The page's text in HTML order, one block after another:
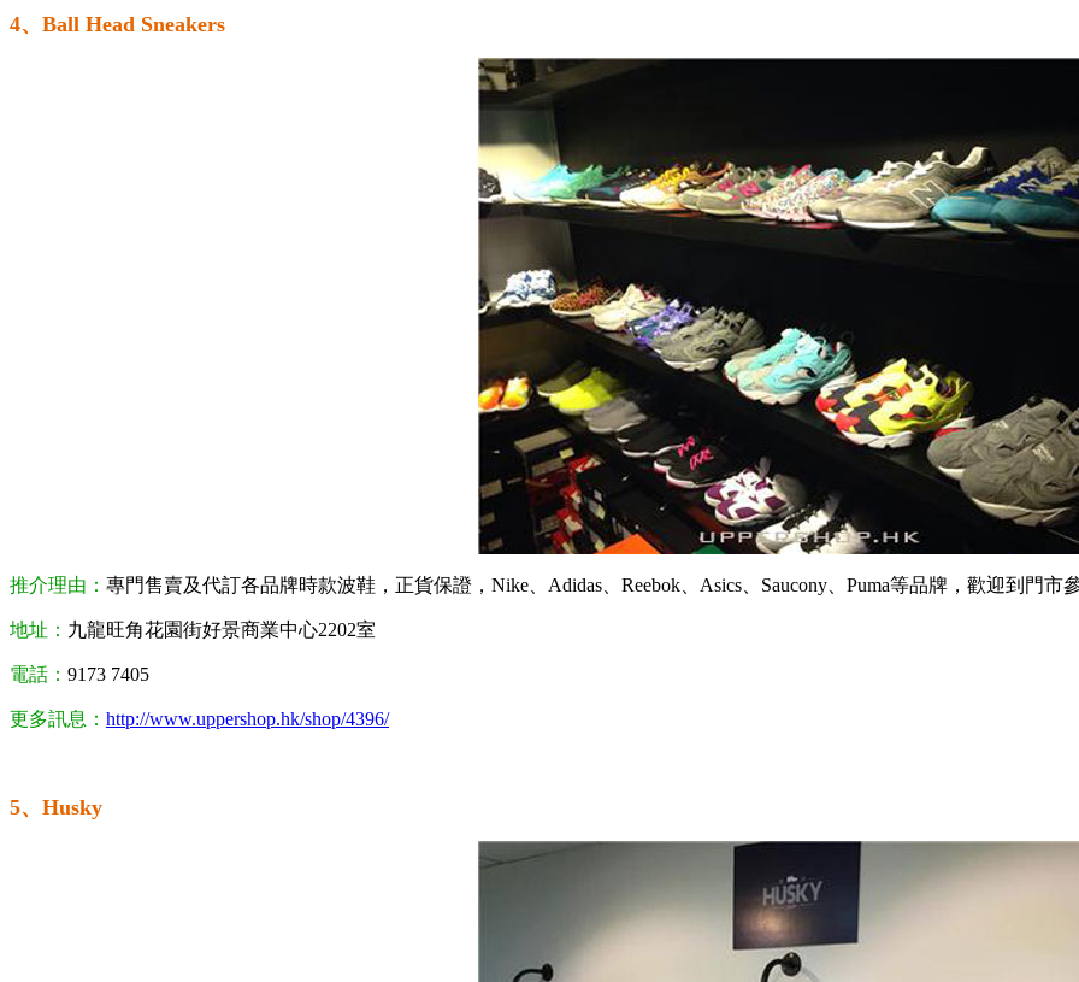
4、Ball Head Sneakers
推介理由： 專門售賣及代訂各品牌時款波鞋，正貨保證，Nike、Adidas、Reebok、Asics、Saucony、Puma等品牌，歡迎到門市
地址： 九龍旺角花園街好景商業中心2202室
電話： 9173 7405
更多訊息： http://www.uppershop.hk/shop/4396/
5、Husky